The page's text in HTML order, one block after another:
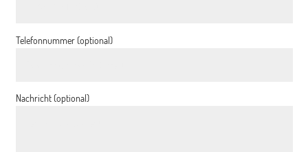
Telefonnummer (optional)
Nachricht (optional)